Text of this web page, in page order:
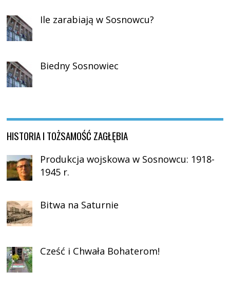
Ile zarabiają w Sosnowcu?
Biedny Sosnowiec
HISTORIA I TOŻSAMOŚĆ ZAGŁĘBIA
Produkcja wojskowa w Sosnowcu: 1918-
1945 r.
Bitwa na Saturnie
Cześć i Chwała Bohaterom!